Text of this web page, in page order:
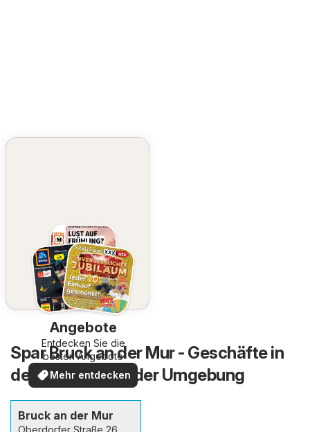
Angebote
Entdecken Sie die
besten Angebote
Mehr entdecken
Spar Bruck an der Mur - Geschäfte in
der Stadt und in der Umgebung
Bruck an der Mur
Oberdorfer Straße 26